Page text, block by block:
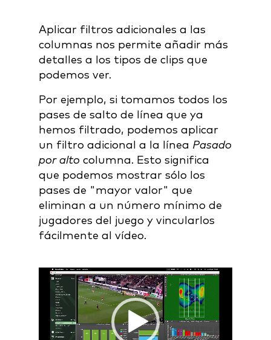
Aplicar filtros adicionales a las
columnas nos permite añadir más
detalles a los tipos de clips que
podemos ver.
Por ejemplo, si tomamos todos los
pases de salto de línea que ya
hemos filtrado, podemos aplicar
un filtro adicional a la línea Pasado
por alto columna. Esto significa
que podemos mostrar sólo los
pases de "mayor valor" que
eliminan a un número mínimo de
jugadores del juego y vincularlos
fácilmente al vídeo.
Video
Player